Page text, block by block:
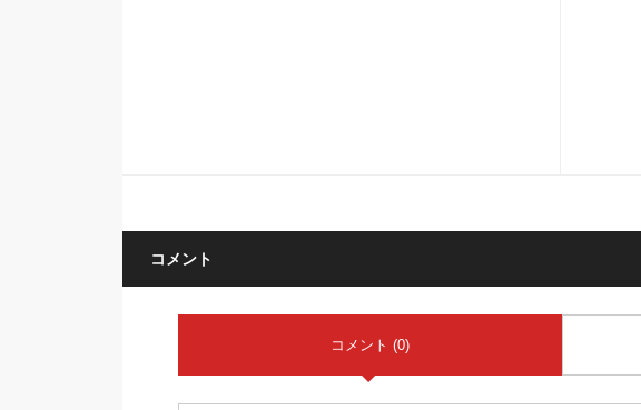
コメント
コメント (0)